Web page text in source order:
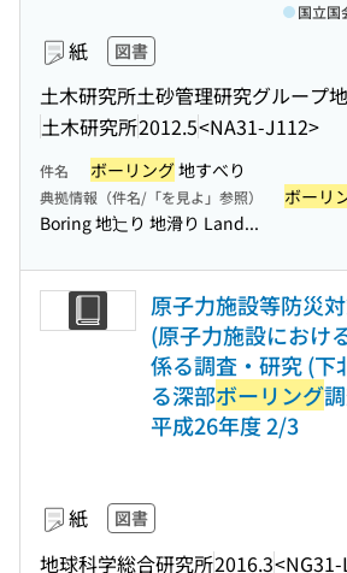
紙 図書
土木研究所土砂管理研究グループ
土木研究所2012.5<NA31-J112>
国立国
件名 ボーリング地すべり
典拠情報（件名/「を見よ」参照） ボーリ
Boring 地辷り 地滑り Land...
原子力施設等防災
(原子力施設におけ
係る調査・研究 (下
る深部ボーリング
平成26年度 2/3
紙 図書
地球科学総合研究所2016.3